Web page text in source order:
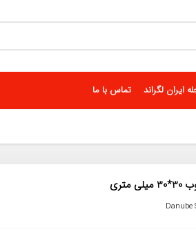
ایران لگراند تماس با ما
متری
Danube